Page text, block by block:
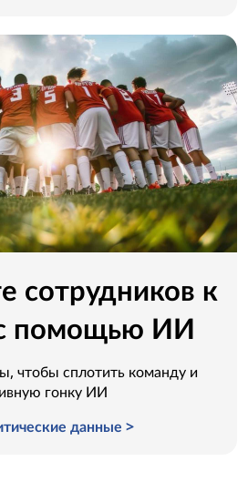
сотрудников к
помощью ИИ
чтобы сплотить команду и
гонку ИИ
данные >